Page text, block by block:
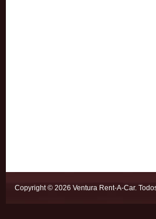
Copyright © 2026 Ventura Rent-A-Car.